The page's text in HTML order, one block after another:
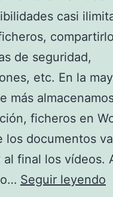
casi
de seguridad,
etc. En la
más
ficheros en
los documentos
al final los vídeos.
Seguir leyendo